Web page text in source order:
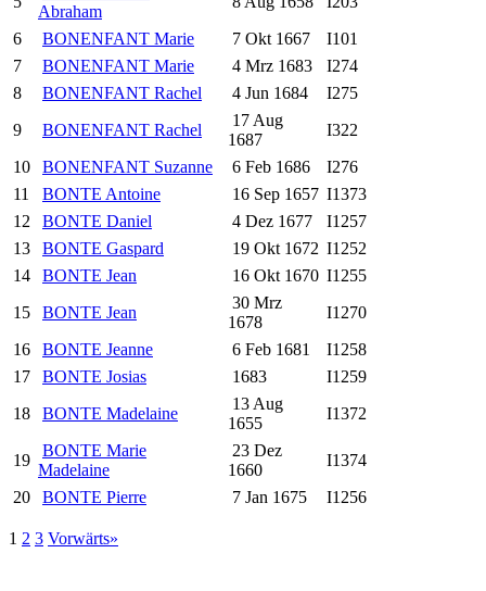
Abraham
6
BONENFANT Marie 7 Okt 1667
I101
7
BONENFANT Marie 4 Mrz 1683
I274
8
BONENFANT Rachel 4 Jun 1684
I275
9
BONENFANT Rachel
17 Aug
1687
I322
10
BONENFANT Suzanne 6 Feb 1686
I276
11
BONTE Antoine 16 Sep 1657 I1373
12
BONTE Daniel 4 Dez 1677
I1257
13
BONTE Gaspard 19 Okt 1672 I1252
14
BONTE Jean 16 Okt 1670 I1255
15
BONTE Jean
30 Mrz
1678
I1270
16
BONTE Jeanne 6 Feb 1681
I1258
17
BONTE Josias 1683
I1259
18
BONTE Madelaine
13 Aug
1655
I1372
19
BONTE Marie
Madelaine
23 Dez
1660
I1374
20
BONTE Pierre 7 Jan 1675 I1256
1 2 3 Vorwärts»